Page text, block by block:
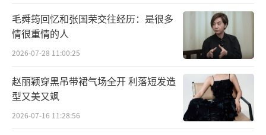
毛舜筠回忆和张国荣交往经历：是很多
情很重情的人
2026-07-28 11:00:25
赵丽颖穿黑吊带裙气场全开 利落短发造
型又美又飒
2026-07-16 11:28:56